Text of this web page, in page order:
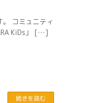
コミュニティ
KiDs」 […]
続きを読む